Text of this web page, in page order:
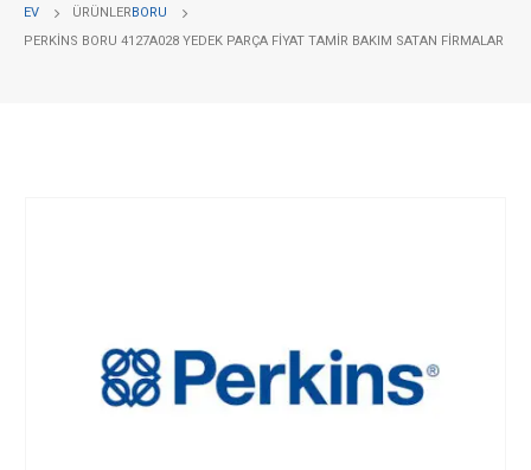
EV ÜRÜNLERBORU
PERKINS BORU 4127A028 YEDEK PARÇA FIYAT TAMIR BAKIM SATAN FIRMALAR